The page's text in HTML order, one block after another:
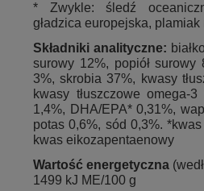
* Zwykle: śledź
gładzica europejska,
Składniki analityczne:
surowy 12%, popiół surowy
3%, skrobia 37%, kwasy
kwasy tłuszczowe omega-
1,4%, DHA/EPA* 0,31%,
potas 0,6%, sód 0,3%.
kwas eikozapentaenowy
Wartość energetyczna
1499 kJ ME/100 g